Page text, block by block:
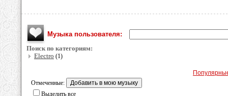
Музыка пользователя:
Поиск по категориям:
Electro (1)
Отмеченные:
Выделить все